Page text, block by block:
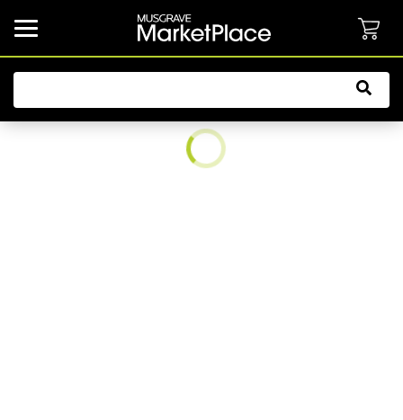
common.button.navbarCollapsed.text